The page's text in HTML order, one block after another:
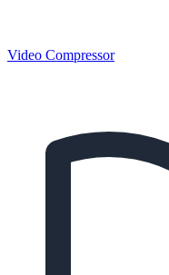
Video Compressor